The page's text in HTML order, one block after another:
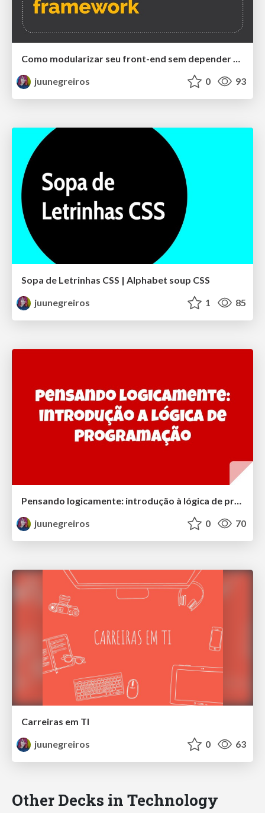
Como modularizar seu front-end sem depender de um framework
juunegreiros
0 93
Sopa de Letrinhas CSS | Alphabet soup CSS
juunegreiros
1 85
Pensando logicamente: introdução à lógica de programação | Thinking logically: introduction to programming logic
juunegreiros
0 70
Carreiras em TI
juunegreiros
0 63
Other Decks in Technology